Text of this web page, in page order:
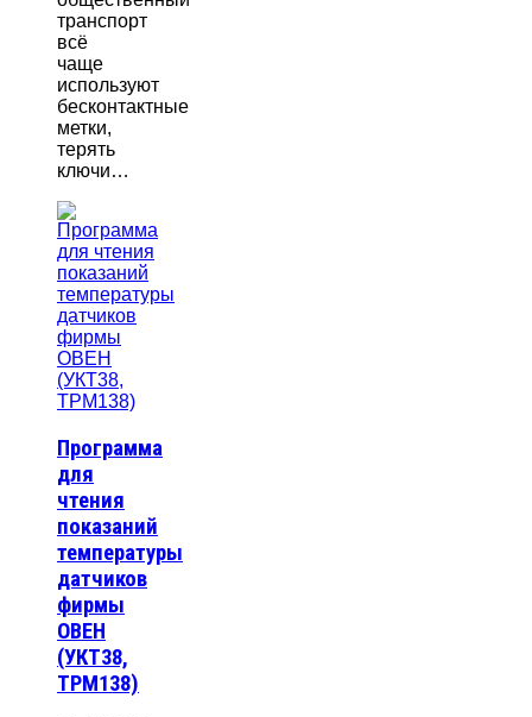
транспорт
всё
чаще
используют
бесконтактные
метки,
терять
ключи…
Программа
для
чтения
показаний
температуры
датчиков
фирмы
ОВЕН
(УКТ38,
ТРМ138)